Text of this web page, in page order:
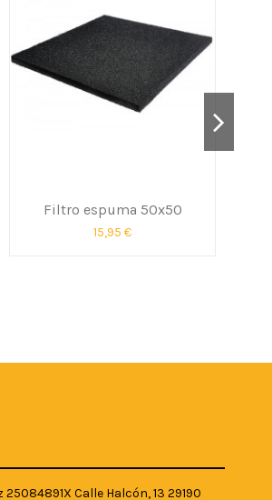
Filtro espuma 50x50
15,95 €
Calle Halcón, 13 29190